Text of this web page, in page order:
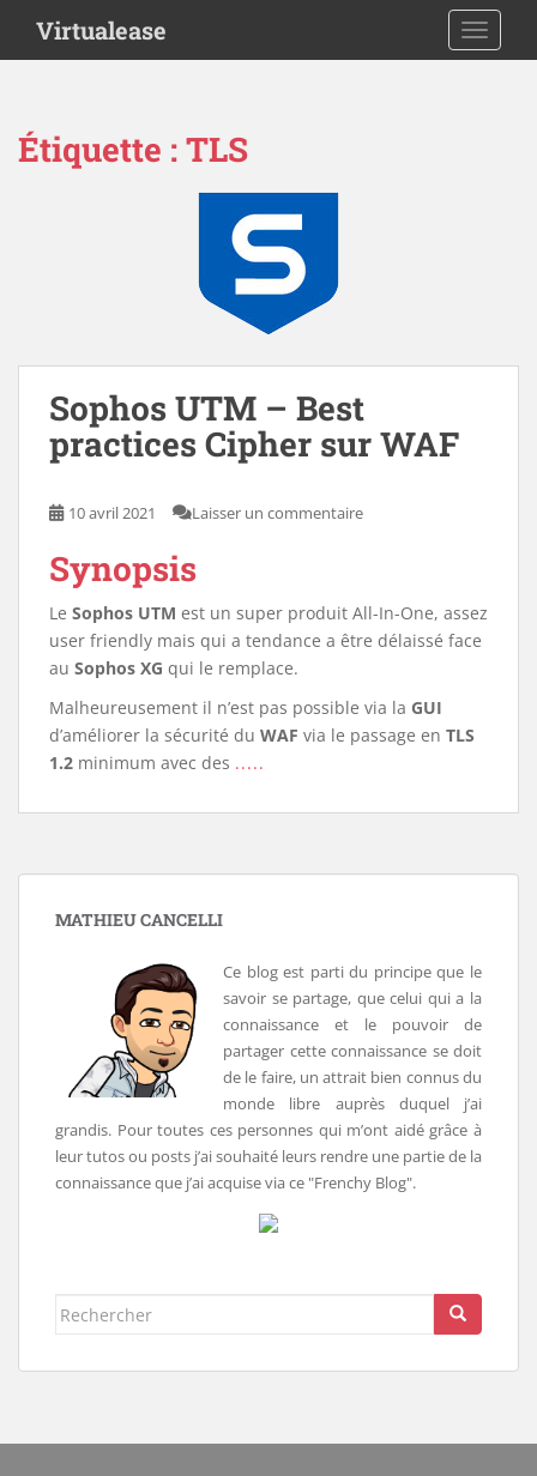
i
Virtualease
Étiquette :TLS
Sophos UTM – Best
practices Cipher sur WAF
10 avril 2021 Laisser un commentaire
Synopsis
Le Sophos UTM est un super produit All-In-One, assez
user friendly mais qui a tendance a être délaissé face
au Sophos XG qui le remplace.
Malheureusement il n’est pas possible via la GUI
d’améliorer la sécurité du WAF via le passage en TLS
1.2 minimum avec des .....
MATHIEU CANCELLI
Ce blog est parti du principe que le
savoir se partage, que celui qui a la
connaissance et le pouvoir de
partager cette connaissance se doit
de le faire, un attrait bien connus du
monde libre auprès duquel j’ai
grandis. Pour toutes ces personnes qui m’ont aidé grâce à
leur tutos ou posts j’ai souhaité leurs rendre une partie de la
connaissance que j’ai acquise via ce "Frenchy Blog".
Rechercher...